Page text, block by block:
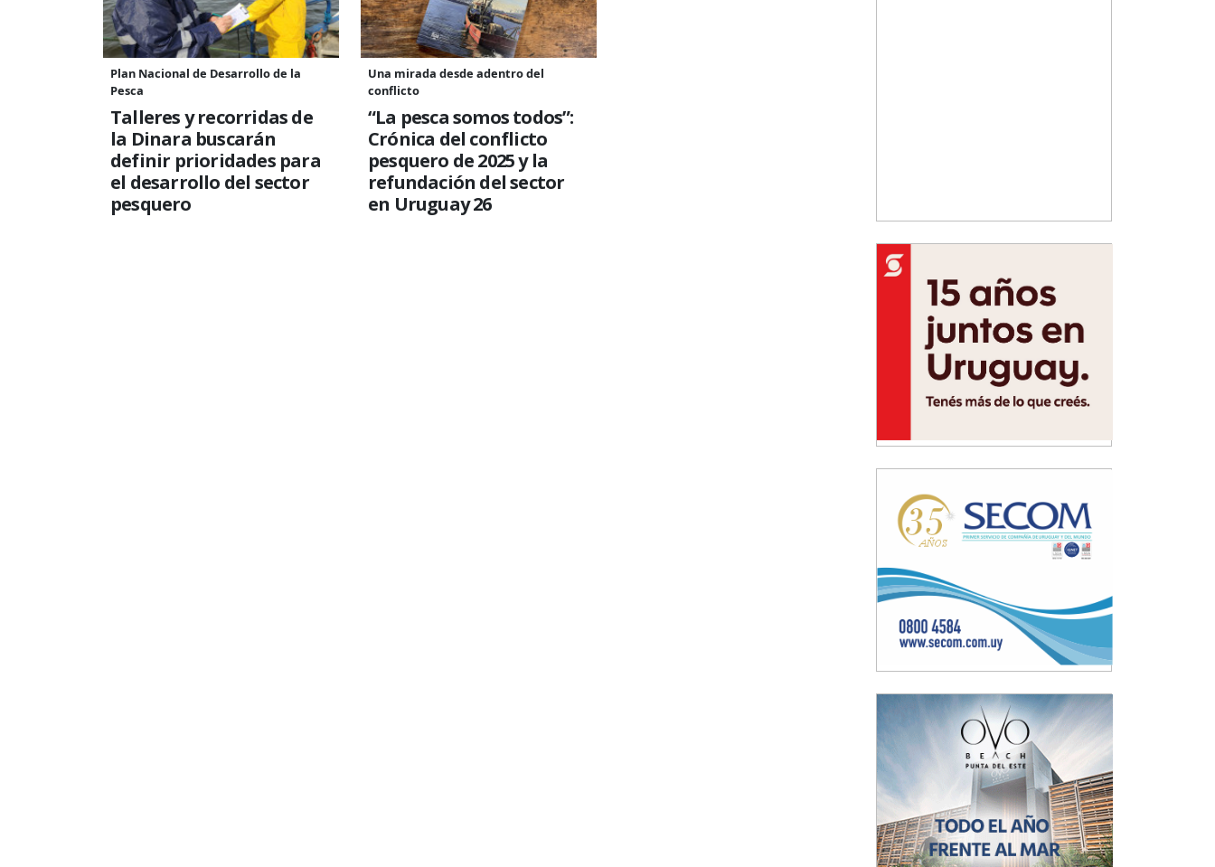
Plan Nacional de Desarrollo de la
Pesca
Talleres y recorridas de
la Dinara buscarán
definir prioridades para
el desarrollo del sector
pesquero
Una mirada desde adentro del
conflicto
“La pesca somos todos”:
Crónica del conflicto
pesquero de 2025 y la
refundación del sector
en Uruguay 26